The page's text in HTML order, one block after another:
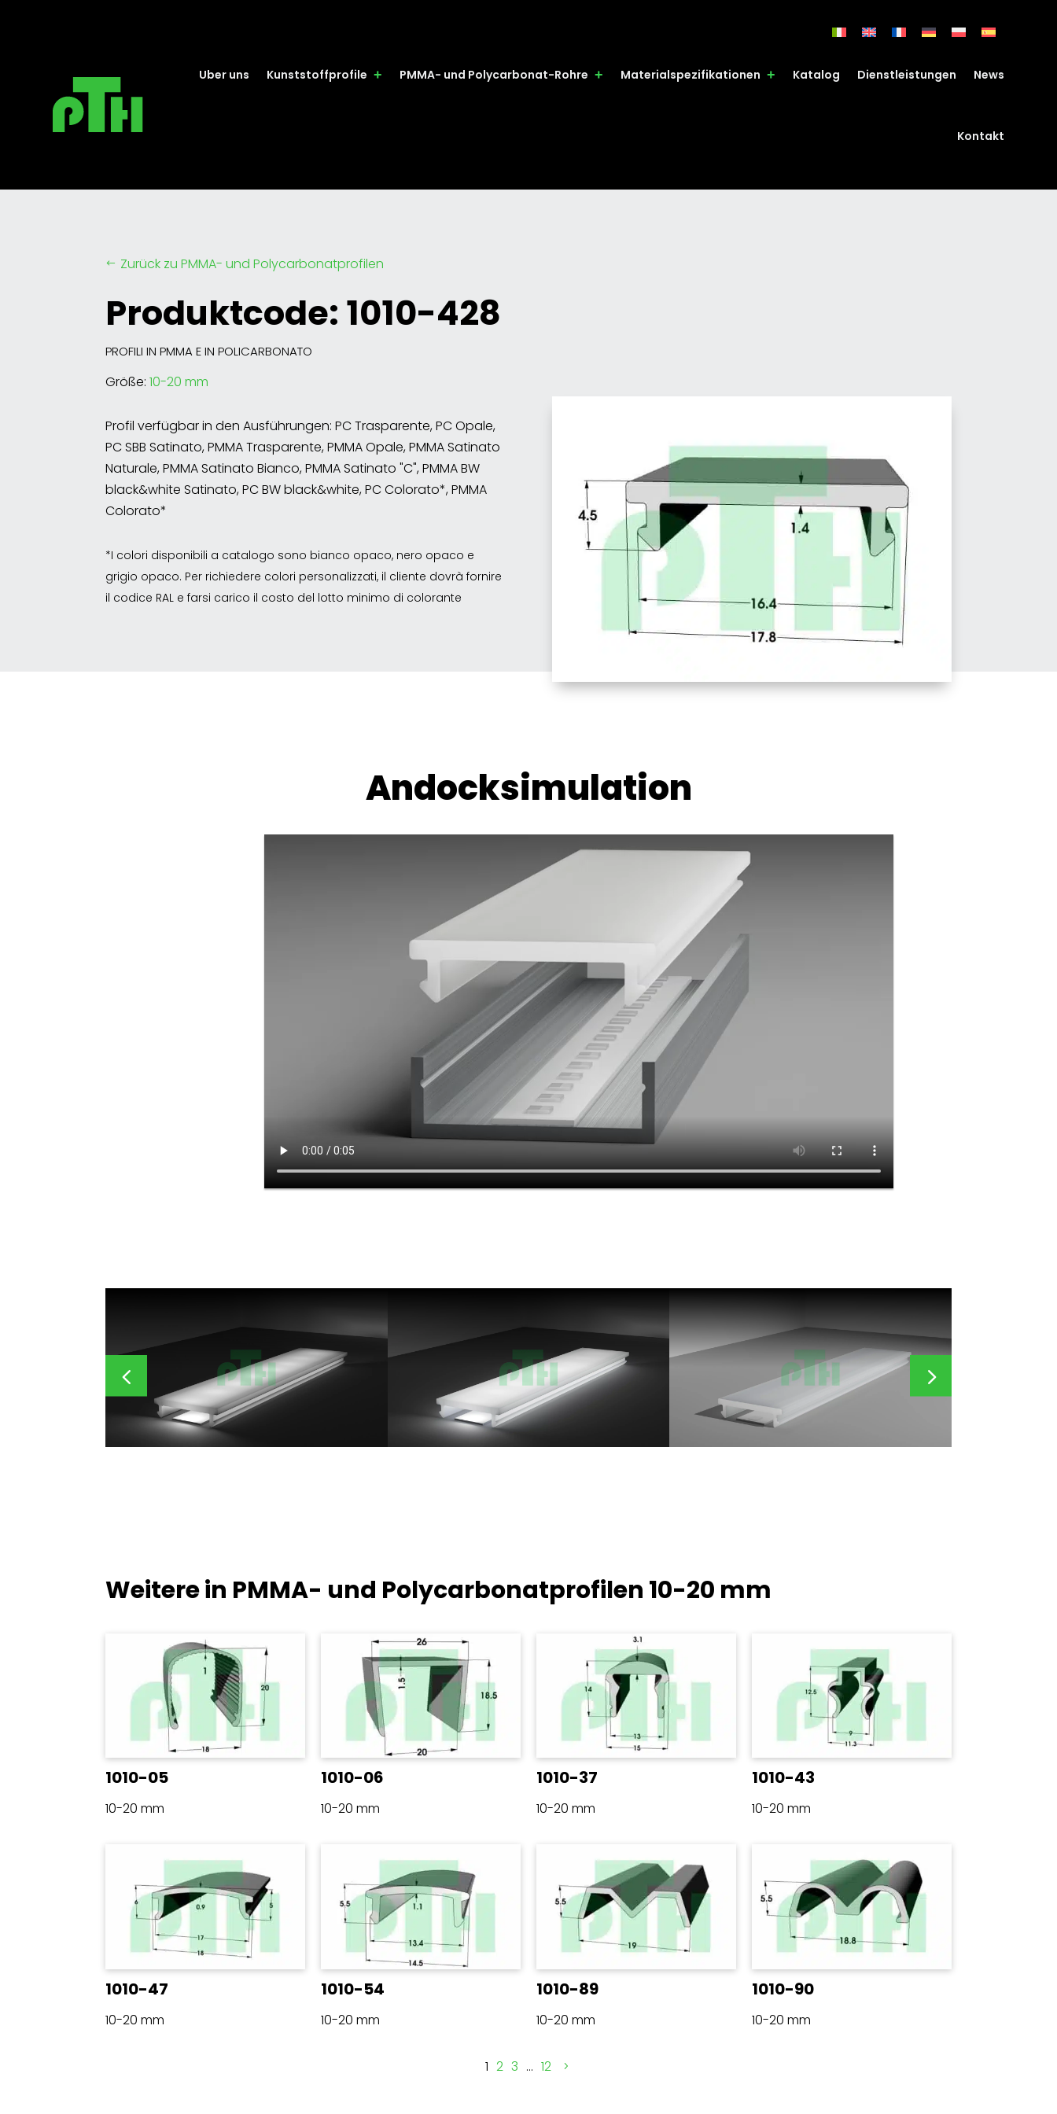
Uber uns Kunststoffprofile PMMA- und Polycarbonat-Rohre Materialspezifikationen Katalog Dienstleistungen News
Kontakt
# Zurück zu PMMA- und Polycarbonatprofilen
Produktcode: 1010-428
PROFILI IN PMMA E IN POLICARBONATO
Größe:10-20 mm
Profil verfügbar in den Ausführungen: PC Trasparente, PC Opale,
PC SBB Satinato, PMMA Trasparente, PMMA Opale, PMMA Satinato
Naturale, PMMA Satinato Bianco, PMMA Satinato "C", PMMA BW
black&white Satinato, PC BW black&white, PC Colorato*, PMMA
Colorato*
*I colori disponibili a catalogo sono bianco opaco, nero opaco e
grigio opaco. Per richiedere colori personalizzati, il cliente dovrà fornire
il codice RAL e farsi carico il costo del lotto minimo di colorante
Andocksimulation
Weitere in PMMA- und Polycarbonatprofilen 10-20 mm
1010-05
10-20 mm
1010-06
10-20 mm
1010-37
10-20 mm
1010-43
10-20 mm
1010-47
10-20 mm
1010-54
10-20 mm
1010-89
10-20 mm
1010-90
10-20 mm
1 2 3 … 12